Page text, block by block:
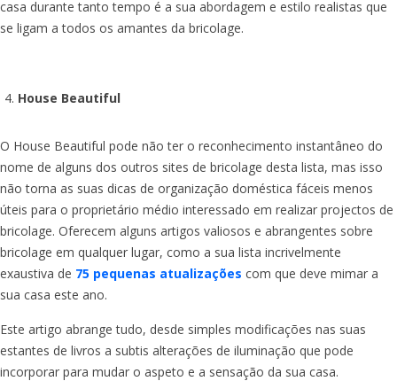
casa durante tanto tempo é a sua abordagem e estilo realistas que
se ligam a todos os amantes da bricolage.
House Beautiful
O House Beautiful pode não ter o reconhecimento instantâneo do
nome de alguns dos outros sites de bricolage desta lista, mas isso
não torna as suas dicas de organização doméstica fáceis menos
úteis para o proprietário médio interessado em realizar projectos de
bricolage. Oferecem alguns artigos valiosos e abrangentes sobre
bricolage em qualquer lugar, como a sua lista incrivelmente
exaustiva de 75 pequenas atualizações com que deve mimar a
sua casa este ano.
Este artigo abrange tudo, desde simples modificações nas suas
estantes de livros a subtis alterações de iluminação que pode
incorporar para mudar o aspeto e a sensação da sua casa.